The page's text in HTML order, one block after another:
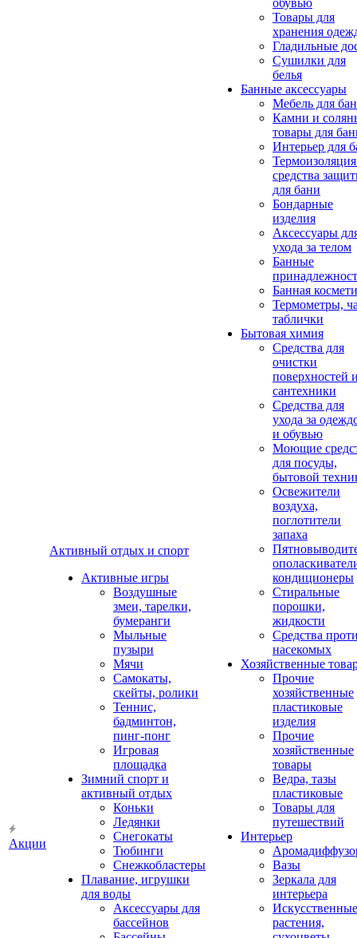
Акции
Активный отдых и спорт
Активные игры
Воздушные
змеи, тарелки,
бумеранги
Мыльные
пузыри
Мячи
Самокаты,
скейты, ролики
Теннис,
бадминтон,
пинг-понг
Игровая
площадка
Зимний спорт и
активный отдых
Коньки
Ледянки
Снегокаты
Тюбинги
Снежкобластеры
Плавание, игрушки
для воды
Аксессуары для
бассейнов
обувью
Товары для
хранения
Гладильные
Сушилки для
белья
Банные аксессуары
Мебель для
Камни и
товары для
Интерьер для
средства
для бани
Бондарные
изделия
Аксеcсуары
ухода за телом
Банные
Банная
Термометры,
таблички
Бытовая химия
Средства для
очистки
поверхностей
сантехники
Средства для
ухода за
и обувью
Моющие
для посуды,
бытовой
Освежители
воздуха,
поглотители
запаха
кондиционеры
Стиральные
порошки,
жидкости
Средства
насекомых
Хозяйственные
Прочие
хозяйственные
пластиковые
изделия
Прочие
хозяйственные
товары
Ведра, тазы
пластиковые
Товары для
путешествий
Интерьер
Вазы
Зеркала для
интерьера
Искусственные
растения,